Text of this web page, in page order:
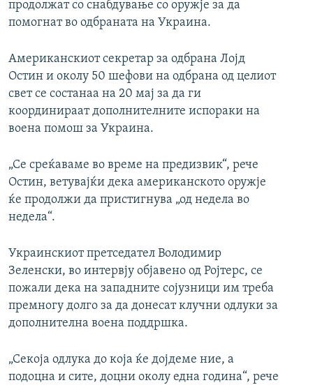
продолжат со снабдување со оружје за да
помогнат во одбраната на Украина.
Американскиот секретар за одбрана Лојд
Остин и околу 50 шефови на одбрана од целиот
свет се состанаа на 20 мај за да ги
координираат дополнителните испораки на
воена помош за Украина.
„Се среќаваме во време на предизвик“, рече
Остин, ветувајќи дека американското оружје
ќе продолжи да пристигнува „од недела во
недела“.
Украинскиот претседател Володимир
Зеленски, во интервју објавено од Ројтерс, се
пожали дека на западните сојузници им треба
премногу долго за да донесат клучни одлуки за
дополнителна воена поддршка.
„Секоја одлука до која ќе дојдеме ние, а
подоцна и сите, доцни околу една година“, рече